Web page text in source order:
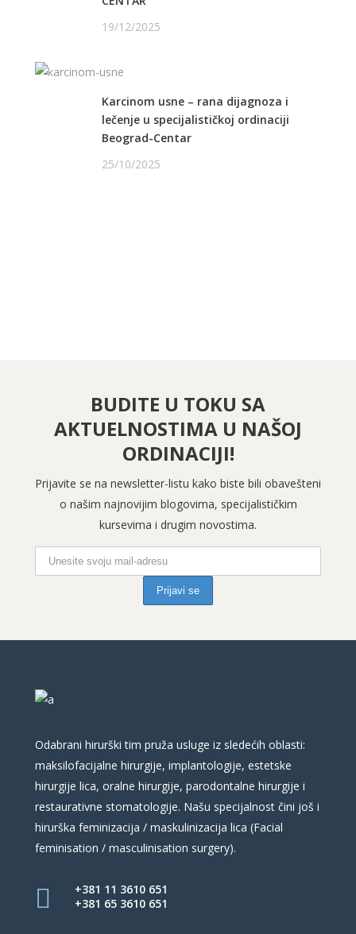
19/12/2025
Karcinom usne – rana dijagnoza i
lečenje u specijalističkoj ordinaciji
Beograd-Centar
25/10/2025
BUDITE U TOKU SA
AKTUELNOSTIMA U NAŠOJ
ORDINACIJI!
Prijavite se na newsletter-listu kako biste bili obavešteni
o našim najnovijim blogovima, specijalističkim
kursevima i drugim novostima.
Odabrani hirurški tim pruža usluge iz sledećih oblasti:
maksilofacijalne hirurgije, implantologije, estetske
hirurgije lica, oralne hirurgije, parodontalne hirurgije i
restaurativne stomatologije. Našu specijalnost čini još i
hirurška feminizacija / maskulinizacija lica (Facial
feminisation / masculinisation surgery).
+381 11 3610 651
+381 65 3610 651